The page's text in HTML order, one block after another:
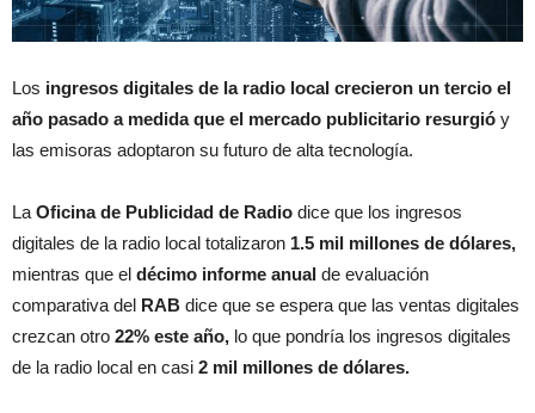
Los ingresos digitales de la radio local crecieron un tercio el
año pasado a medida que el mercado publicitario resurgió y
las emisoras adoptaron su futuro de alta tecnología.
LaOficina de Publicidad de Radio dice que los ingresos
digitales de la radio local totalizaron 1.5 mil millones de dólares,
mientras que el décimo informe anual de evaluación
comparativa del RAB dice que se espera que las ventas digitales
crezcan otro 22% este año, lo que pondría los ingresos digitales
de la radio local en casi 2 mil millones de dólares.